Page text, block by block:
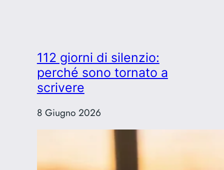
rivoluzione
di
3
per
112 giorni di silenzio:
perché sono tornato a
scrivere
8 Giugno 2026